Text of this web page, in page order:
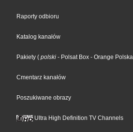
Raporty odbioru
Katalog kanałów
Pakiety ( polski - Polsat Box - Orange Polska
Cmentarz kanałów
Poszukiwane obrazy
Ultra High Definition TV Channels